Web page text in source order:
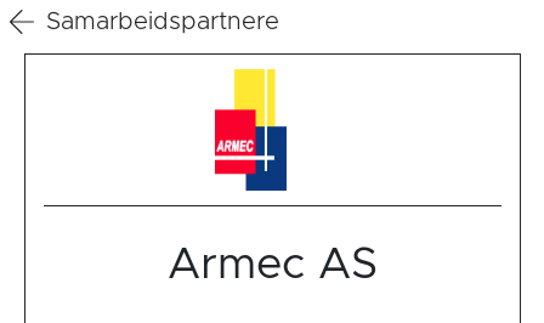
Samarbeidspartnere
Armec AS